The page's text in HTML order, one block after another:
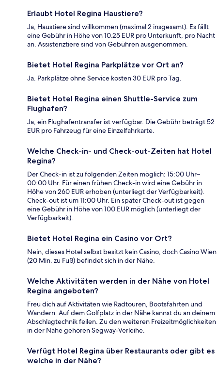
Erlaubt Hotel Regina Haustiere?
Ja, Haustiere sind willkommen (maximal 2 insgesamt). Es fällt
eine Gebühr in Höhe von 10.25 EUR pro Unterkunft, pro Nacht
an. Assistenztiere sind von Gebühren ausgenommen.
Bietet Hotel Regina Parkplätze vor Ort an?
Ja. Parkplätze ohne Service kosten 30 EUR pro Tag.
Bietet Hotel Regina einen Shuttle-Service zum
Flughafen?
Ja, ein Flughafentransfer ist verfügbar. Die Gebühr beträgt 52
EUR pro Fahrzeug für eine Einzelfahrkarte.
Welche Check-in- und Check-out-Zeiten hat Hotel
Regina?
Der Check-in ist zu folgenden Zeiten möglich: 15:00 Uhr–
00:00 Uhr. Für einen frühen Check-in wird eine Gebühr in
Höhe von 260 EUR erhoben (unterliegt der Verfügbarkeit).
Check-out ist um 11:00 Uhr. Ein später Check-out ist gegen
eine Gebühr in Höhe von 100 EUR möglich (unterliegt der
Verfügbarkeit).
Bietet Hotel Regina ein Casino vor Ort?
Nein, dieses Hotel selbst besitzt kein Casino, doch Casino Wien
(20 Min. zu Fuß) befindet sich in der Nähe.
Welche Aktivitäten werden in der Nähe von Hotel
Regina angeboten?
Freu dich auf Aktivitäten wie Radtouren, Bootsfahrten und
Wandern. Auf dem Golfplatz in der Nähe kannst du an deinem
Abschlagtechnik feilen. Zu den weiteren Freizeitmöglichkeiten
in der Nähe gehören Segway-Verleihe.
Verfügt Hotel Regina über Restaurants oder gibt es
welche in der Nähe?